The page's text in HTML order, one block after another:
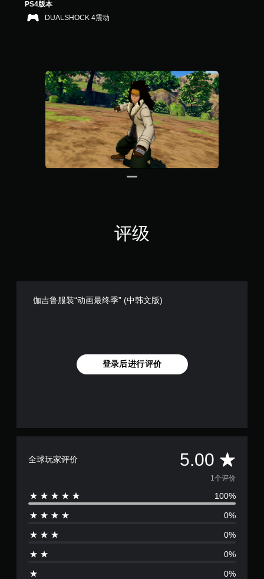
PS4版本
DUALSHOCK 4震动
评级
伽吉鲁服装“动画最终季” (中韩文版)
登录后进行评价
全球玩家评价 5.00 平
均
评
价
颗
1个评价
100%
0%
0%
0%
0%